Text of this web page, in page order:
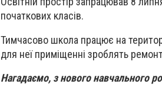
початкових класів.
Тимчасово школа працює на
для неї приміщенні зроблять
Нагадаємо, знового навчального